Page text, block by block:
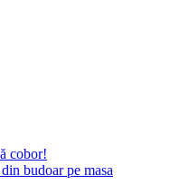
cobor!
budoar pe masa